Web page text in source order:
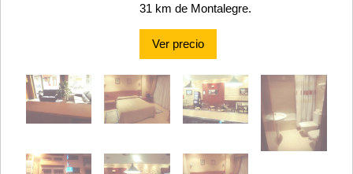
31 km de Montalegre.
Ver precio